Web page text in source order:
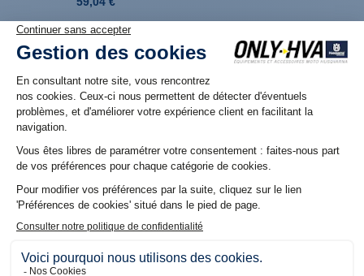
449,04 €
main plastique seuls
Factory Racing plastique
OUVERT Noir/Noir pour